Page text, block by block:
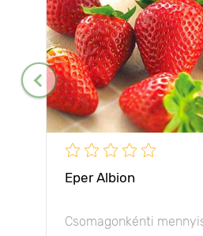
Eper Albion
Csomagonkénti